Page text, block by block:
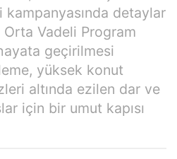
detaylar
Orta Vadeli Program
geçirilmesi
yüksek konut
altında ezilen dar ve
için bir umut kapısı